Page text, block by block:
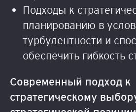
Подходы к
планированию в
турбулентности и
обеспечить гибкость
Современный подход к
стратегическому